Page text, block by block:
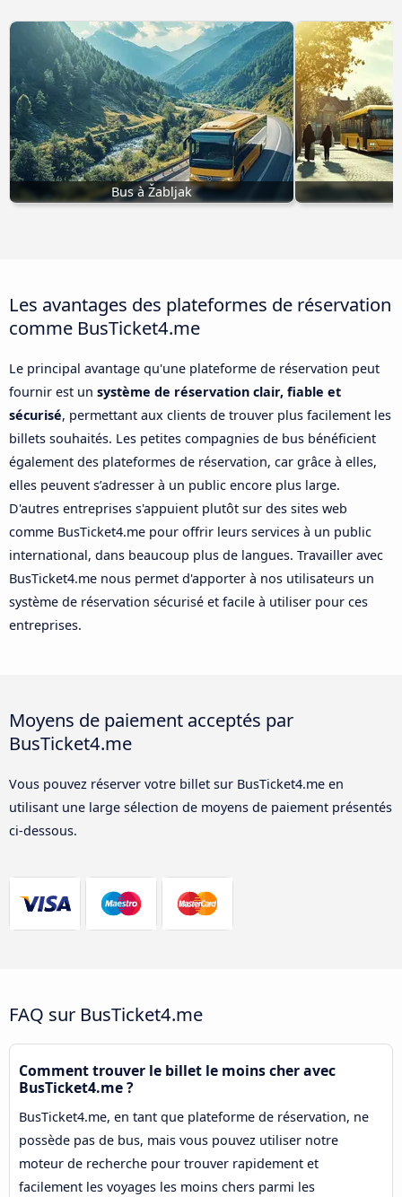
Bus à Žabljak
Les avantages des plateformes de réservation
comme BusTicket4.me
Le principal avantage qu'une plateforme de réservation peut
fournir est un système de réservation clair, fiable et
sécurisé, permettant aux clients de trouver plus facilement les
billets souhaités. Les petites compagnies de bus bénéficient
également des plateformes de réservation, car grâce à elles,
elles peuvent s’adresser à un public encore plus large.
D'autres entreprises s'appuient plutôt sur des sites web
comme BusTicket4.me pour offrir leurs services à un public
international, dans beaucoup plus de langues. Travailler avec
BusTicket4.me nous permet d'apporter à nos utilisateurs un
système de réservation sécurisé et facile à utiliser pour ces
entreprises.
Moyens de paiement acceptés par
BusTicket4.me
Vous pouvez réserver votre billet sur BusTicket4.me en
utilisant une large sélection de moyens de paiement présentés
ci-dessous.
FAQ sur BusTicket4.me
Comment trouver le billet le moins cher avec
BusTicket4.me ?
BusTicket4.me, en tant que plateforme de réservation, ne
possède pas de bus, mais vous pouvez utiliser notre
moteur de recherche pour trouver rapidement et
facilement les voyages les moins chers parmi les